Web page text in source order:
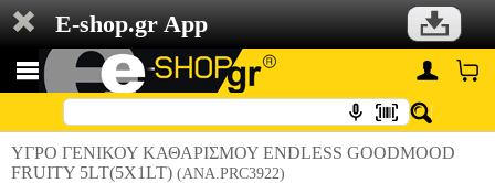
E-shop.gr App
ΥΓΡΟ ΓΕΝΙΚΟΥ ΚΑΘΑΡΙΣΜΟΥ ENDLESS GOODMOOD
FRUITY 5LT(5X1LT) (ANA.PRC3922)